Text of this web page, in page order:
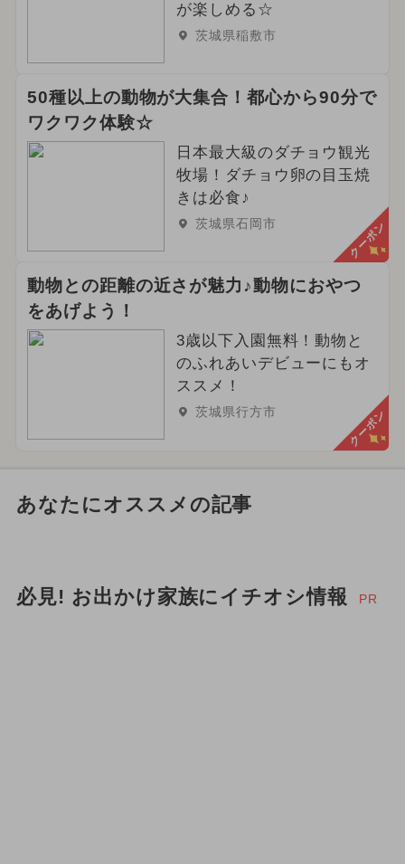
が楽しめる☆
茨城県稲敷市
50種以上の動物が大集合！都心から90分で
ワクワク体験☆
日本最大級のダチョウ観光
牧場！ダチョウ卵の目玉焼
きは必食♪
茨城県石岡市 クーポン
動物との距離の近さが魅力♪動物におやつ
をあげよう！
3歳以下入園無料！動物と
のふれあいデビューにもオ
ススメ！
茨城県行方市 クーポン
あなたにオススメの記事
必見! お出かけ家族にイチオシ情報 PR